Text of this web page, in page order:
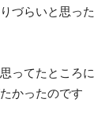
づらいと思った
ってたところに
かったのです